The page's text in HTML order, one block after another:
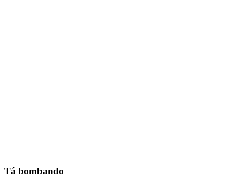
Tá bombando